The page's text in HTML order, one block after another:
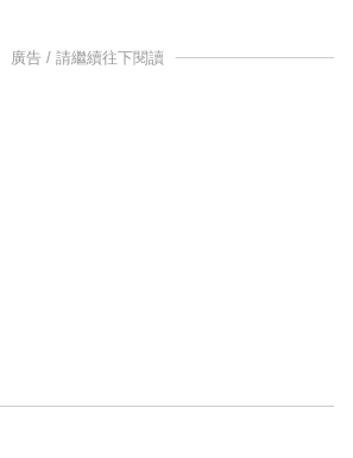
廣告 / 請繼續往下閱讀